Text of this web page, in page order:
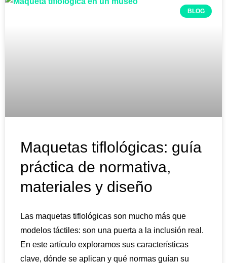
BLOG
Maquetas tiflológicas: guía
práctica de normativa,
materiales y diseño
Las maquetas tiflológicas son mucho más que
modelos táctiles: son una puerta a la inclusión real.
En este artículo exploramos sus características
clave, dónde se aplican y qué normas guían su